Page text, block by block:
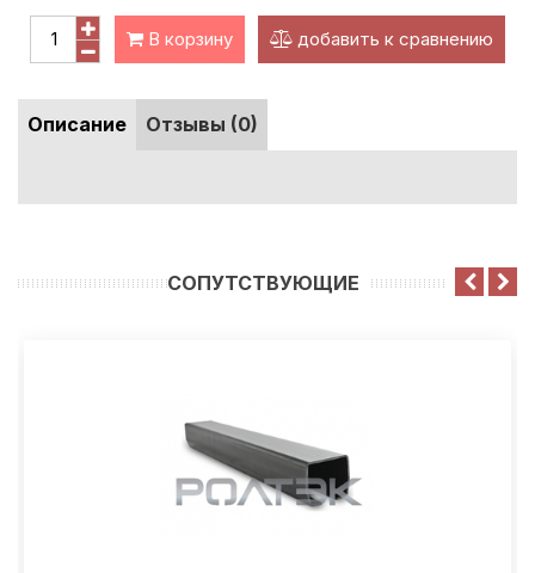
В корзину добавить к сравнению
Описание Отзывы (0)
CОПУТСТВУЮЩИЕ